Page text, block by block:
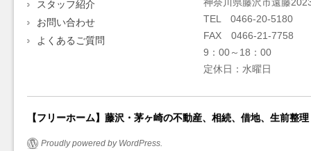
スタッフ紹介
お問い合わせ
よくあるご質問
TEL 0466-20-5180
FAX 0466-21-7758
9：00～18：00
定休日：水曜日
【フリーホーム】藤沢・茅ヶ崎の不動産、相続、借地、生前整理
Proudly powered by WordPress.